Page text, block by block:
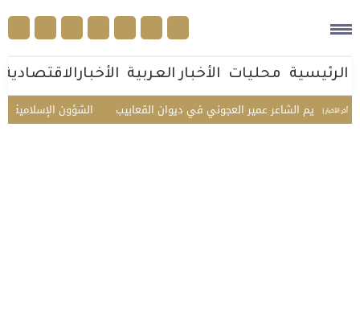
الرئيسية محليات الأخبار العربية الأخبارالاقتصادية
أخر الأخبار | الشؤون الإسلامية تكريم الشاعر عمير العجوني في ديوان القعابيب